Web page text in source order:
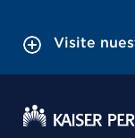
Visite